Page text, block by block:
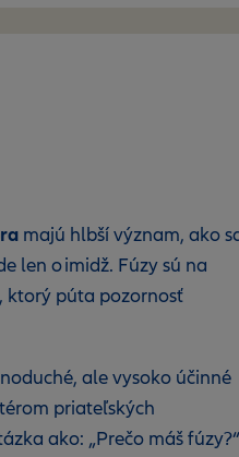
majú hlbší význam, ako
len o imidž. Fúzy sú na
ktorý púta pozornosť
ale vysoko účinné
priateľských
ako: „Prečo máš fúzy?“